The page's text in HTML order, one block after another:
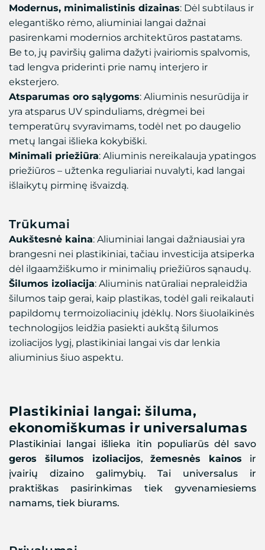
Modernus, minimalistinis dizainas: Dėl subtilaus ir
elegantiško rėmo, aliuminiai langai dažnai
pasirenkami modernios architektūros pastatams.
Be to, jų paviršių galima dažyti įvairiomis spalvomis,
tad lengva priderinti prie namų interjero ir
eksterjero.
Atsparumas oro sąlygoms: Aliuminis nesurūdija ir
yra atsparus UV spinduliams, drėgmei bei
temperatūrų svyravimams, todėl net po daugelio
metų langai išlieka kokybiški.
Minimali priežiūra: Aliuminis nereikalauja ypatingos
priežiūros – užtenka reguliariai nuvalyti, kad langai
išlaikytų pirminę išvaizdą.
Trūkumai
Aukštesnė kaina: Aliuminiai langai dažniausiai yra
brangesni nei plastikiniai, tačiau investicija atsiperka
dėl ilgaamžiškumo ir minimalių priežiūros sąnaudų.
Šilumos izoliacija: Aliuminis natūraliai nepraleidžia
šilumos taip gerai, kaip plastikas, todėl gali reikalauti
papildomų termoizoliacinių įdėklų. Nors šiuolaikinės
technologijos leidžia pasiekti aukštą šilumos
izoliacijos lygį, plastikiniai langai vis dar lenkia
aliuminius šiuo aspektu.
Plastikiniai langai: šiluma,
ekonomiškumas ir universalumas
Plastikiniai langai išlieka itin populiarūs dėl savo
geros šilumos izoliacijos,žemesnės kainos ir
įvairių dizaino galimybių. Tai universalus ir
praktiškas pasirinkimas tiek gyvenamiesiems
namams, tiek biurams.